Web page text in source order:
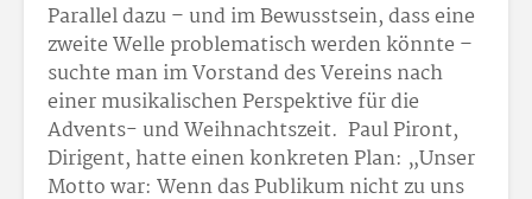
Parallel dazu – und im Bewusstsein, dass eine
zweite Welle problematisch werden könnte –
suchte man im Vorstand des Vereins nach
einer musikalischen Perspektive für die
Advents- und Weihnachtszeit. Paul Piront,
Dirigent, hatte einen konkreten Plan: „Unser
Motto war: Wenn das Publikum nicht zu uns